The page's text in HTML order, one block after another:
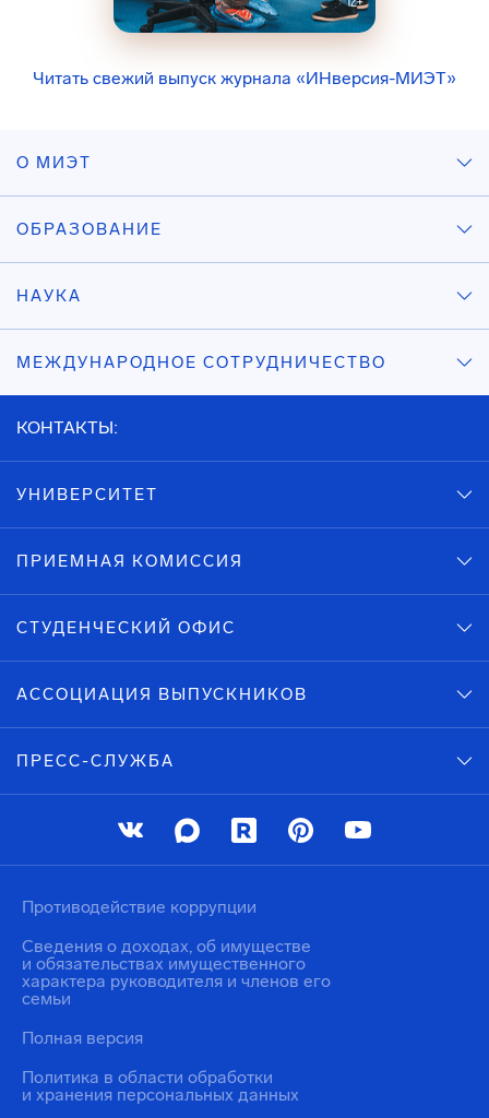
Читать свежий выпуск журнала «ИНверсия-МИЭТ»
О МИЭТ
ОБРАЗОВАНИЕ
НАУКА
МЕЖДУНАРОДНОЕ СОТРУДНИЧЕСТВО
КОНТАКТЫ:
УНИВЕРСИТЕТ
ПРИЕМНАЯ КОМИССИЯ
СТУДЕНЧЕСКИЙ ОФИС
АССОЦИАЦИЯ ВЫПУСКНИКОВ
ПРЕСС-СЛУЖБА
Политика в области обработки
и хранения персональных данных
Противодействие коррупции
Сведения о доходах, об имуществе
и обязательствах имущественного
характера руководителя и членов его
семьи
Полная версия